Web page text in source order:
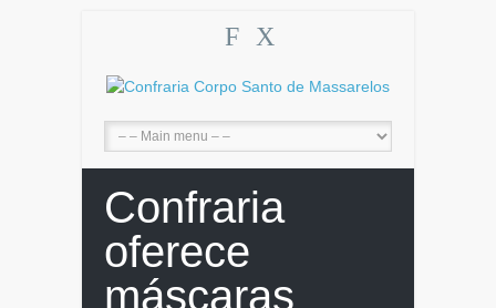
F X
Confraria
oferece
máscaras